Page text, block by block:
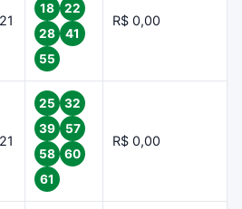
18
22
28
41
55
R$ 0,00
25
32
39
57
58
60
61
R$ 0,00